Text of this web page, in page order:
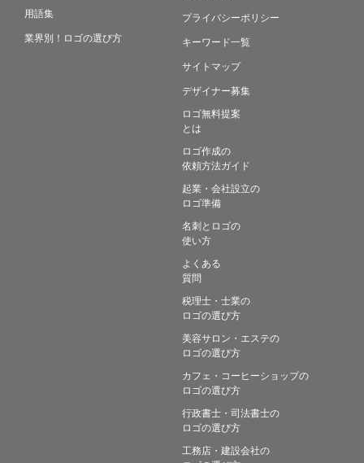
用語集
業界別！ロゴの選び方
プライバシーポリシー
キーワード一覧
サイトマップ
デザイナー募集
ロゴ無料提案
とは
ロゴ作成の
依頼方法ガイド
起業・会社設立の
ロゴ準備
名刺とロゴの
使い方
よくある
質問
税理士・士業の
ロゴの選び方
美容サロン・エステの
ロゴの選び方
カフェ・コーヒーショップの
ロゴの選び方
行政書士・司法書士の
ロゴの選び方
工務店・建設会社の